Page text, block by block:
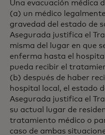
Una evacuación médica
(a) un médico
gravedad del estado de
Asegurada justifica el
misma del lugar en que
enferma hasta el
pueda recibir el
(b) después de haber
hospital local, el estado
Asegurada justifica el
su actual lugar de
tratamiento médico o
caso de ambas